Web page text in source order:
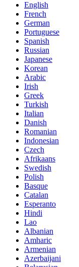
English
French
German
Portuguese
Spanish
Russian
Japanese
Korean
Arabic
Irish
Greek
Turkish
Italian
Danish
Romanian
Indonesian
Czech
Afrikaans
Swedish
Polish
Basque
Catalan
Esperanto
Hindi
Lao
Albanian
Amharic
Armenian
Azerbaijani